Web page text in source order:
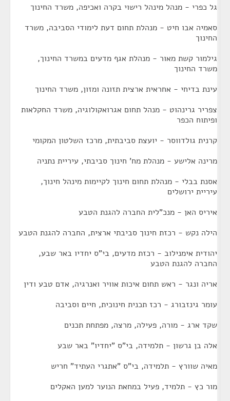
גל כפרי - מנהל מינהל רישוי בקרה ואכיפה, משרד החינוך
סאמיה אבו חיט - מנהלת תחום דעת לימודי הסביבה, משרד
החינוך
גילמור קשת מאור - מנהלת אגף מדעים במשרד החינוך,
משרד החינוך
עינת בדיחי - אחראית ארצית תזונה ומזון, משרד החינוך
צפריר גרינהוט - מנהל תחום אגרואקולוגיה, משרד החקלאות
ופיתוח הכפר
קרנית גולדווסר - יועצת סביבתית, מרכז השלטון המקומי
מרינה אלישע - מנהלת מח' חינוך סביבתי, עיריית נתניה
אסנת בבלי - מנהלת תחום חינוך לקיימות מינהל חינוך,
עיריית ירושלים
איריס האן - מנכ"לית החברה להגנת הטבע
הילה נקש - רכזת חינוך סביבתי ארצית, החברה להגנת הטבע
יהודית אימנילוב - רכזת מדעים, בי"ס יחדיו באר שבע,
החברה להגנת הטבע
אריה ונגר - ראש תחום איכות אוויר ואנרגיה, אדם טבע ודין
עומר גינזבורג - רכז תכנית חינוכית, חיים וסביבה
שקד ארג - מורה, פעילה, מרצה, מפתחת תכנים
אלה בן גרשון - תלמידה, בי"ס "יחדיו" באר שבע
מאיה שוורץ - תלמידה, בי"ס "אתגרי העתיד" חריש
מור כץ - תלמיד, פעיל במחאת הנוער למען האקלים